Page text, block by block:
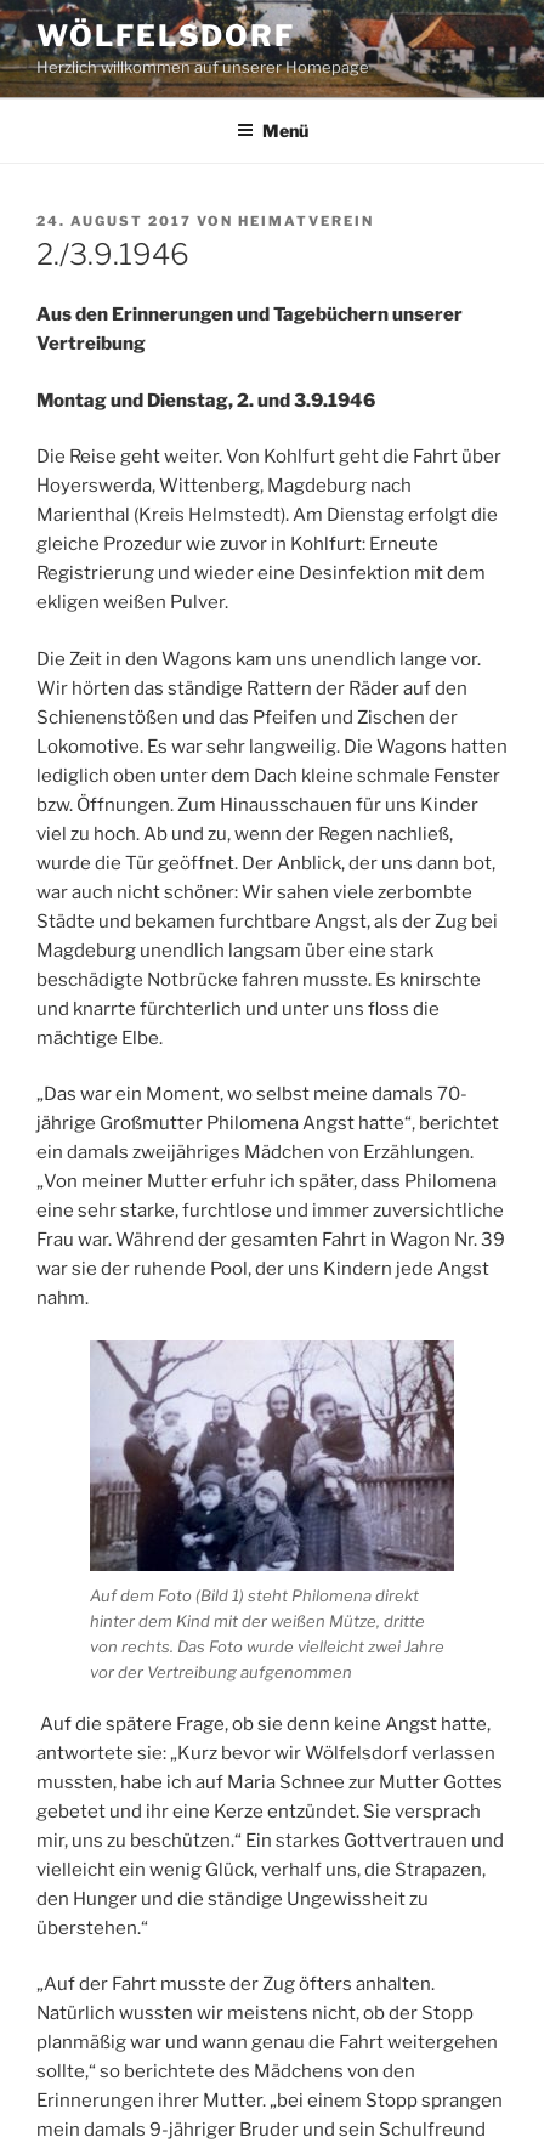
Zum
Inhalt
springen
WÖLFELSDORF
Herzlich willkommen auf unserer Homepage
Menü
VERÖFFENTLICHT
AM
24. AUGUST 2017 VON HEIMATVEREIN
2./3.9.1946
Aus den Erinnerungen und Tagebüchern unserer
Vertreibung
Montag und Dienstag, 2. und 3.9.1946
Die Reise geht weiter. Von Kohlfurt geht die Fahrt über
Hoyerswerda, Wittenberg, Magdeburg nach
Marienthal (Kreis Helmstedt). Am Dienstag erfolgt die
gleiche Prozedur wie zuvor in Kohlfurt: Erneute
Registrierung und wieder eine Desinfektion mit dem
ekligen weißen Pulver.
Die Zeit in den Wagons kam uns unendlich lange vor.
Wir hörten das ständige Rattern der Räder auf den
Schienenstößen und das Pfeifen und Zischen der
Lokomotive. Es war sehr langweilig. Die Wagons hatten
lediglich oben unter dem Dach kleine schmale Fenster
bzw. Öffnungen. Zum Hinausschauen für uns Kinder
viel zu hoch. Ab und zu, wenn der Regen nachließ,
wurde die Tür geöffnet. Der Anblick, der uns dann bot,
war auch nicht schöner: Wir sahen viele zerbombte
Städte und bekamen furchtbare Angst, als der Zug bei
Magdeburg unendlich langsam über eine stark
beschädigte Notbrücke fahren musste. Es knirschte
und knarrte fürchterlich und unter uns floss die
mächtige Elbe.
„Das war ein Moment, wo selbst meine damals 70-
jährige Großmutter Philomena Angst hatte“, berichtet
ein damals zweijähriges Mädchen von Erzählungen.
„Von meiner Mutter erfuhr ich später, dass Philomena
eine sehr starke, furchtlose und immer zuversichtliche
Frau war. Während der gesamten Fahrt in Wagon Nr. 39
war sie der ruhende Pool, der uns Kindern jede Angst
nahm.
Auf dem Foto (Bild 1) steht Philomena direkt
hinter dem Kind mit der weißen Mütze, dritte
von rechts. Das Foto wurde vielleicht zwei Jahre
vor der Vertreibung aufgenommen
Auf die spätere Frage, ob sie denn keine Angst hatte,
antwortete sie: „Kurz bevor wir Wölfelsdorf verlassen
mussten, habe ich auf Maria Schnee zur Mutter Gottes
gebetet und ihr eine Kerze entzündet. Sie versprach
mir, uns zu beschützen.“ Ein starkes Gottvertrauen und
vielleicht ein wenig Glück, verhalf uns, die Strapazen,
den Hunger und die ständige Ungewissheit zu
überstehen.“
„Auf der Fahrt musste der Zug öfters anhalten.
Natürlich wussten wir meistens nicht, ob der Stopp
planmäßig war und wann genau die Fahrt weitergehen
sollte,“ so berichtete des Mädchens von den
Erinnerungen ihrer Mutter. „bei einem Stopp sprangen
mein damals 9-jähriger Bruder und sein Schulfreund